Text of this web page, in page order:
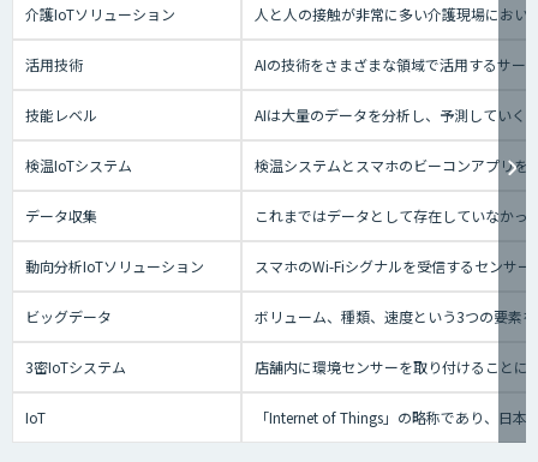
介護IoTソリューション 人と人の接触が非常に多い介護現場にお
活用技術 AIの技術をさまざまな領域で活用するサー
技能レベル AIは大量のデータを分析し、予測していく
検温IoTシステム 検温システムとスマホのビーコンアプリを
データ収集 これまではデータとして存在していなか
動向分析IoTソリューション スマホのWi-Fiシグナルを受信するセンサ
ビッグデータ ボリューム、種類、速度という3つの要素
3密IoTシステム 店舗内に環境センサーを取り付けること
IoT 「Internet of Things」の略称であり、日